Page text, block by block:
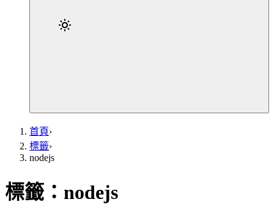
首頁›
標籤›
nodejs
標籤： nodejs